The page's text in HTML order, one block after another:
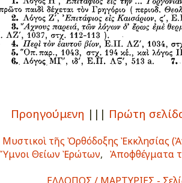
Προηγούμενη ||| Πρώτη
Μυστικοὶ τῆς Ὀρθόδοξης Ἐκκλησίας
Ὕμνοι Θείων Ἐρώτων, Ἀποφθέγματα